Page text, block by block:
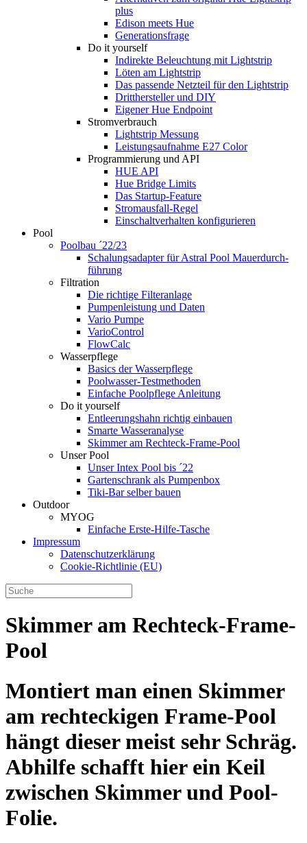
plus
Edison meets Hue
Generationsfrage
Do it yourself
Indirekte Beleuchtung mit Lightstrip
Löten am Lightstrip
Das passende Netzteil für den Lightstrip
Dritthersteller und DIY
Eigener Hue Endpoint
Stromverbrauch
Lightstrip Messung
Leistungsaufnahme E27 Color
Programmierung und API
HUE API
Hue Bridge Limits
Das Startup-Feature
Stromausfall-Regel
Einschaltverhalten konfigurieren
Pool
Poolbau ´22/23
Schalungs­adapter für Astral Pool Mauer­durch­
führung
Filtration
Die richtige Filter­anlage
Pumpenleistung und Daten
Vario Pumpe
Vario­Control
FlowCalc
Wasserpflege
Basics der Wasserpflege
Poolwasser-Testmethoden
Einfache Poolpflege Anleitung
Do it yourself
Ent­leerungs­hahn richtig einbauen
Smarte Wasseranalyse
Skimmer am Rechteck-Frame-Pool
Unser Pool
Unser Intex Pool bis ´22
Gartenschrank als Pumpenbox
Tiki-Bar selber bauen
Outdoor
MYOG
Einfache Erste-Hilfe-Tasche
Impressum
Datenschutzerklärung
Cookie-Richtlinie (EU)
Skimmer am Rechteck-Frame-
Pool
Montiert man einen Skimmer
am rechteckigen Frame-Pool
hängt dieser meist sehr Schräg.
Abhilfe schafft hier ein Keil
zwischen Skimmer und Pool-
Folie.